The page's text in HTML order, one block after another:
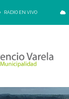
RADIO EN VIVO